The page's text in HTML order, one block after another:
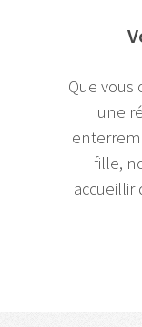
Que vous
une
fille,